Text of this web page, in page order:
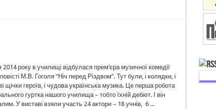
2014 року в училищі відбулася прем’єра музичної комедії
М.В. Гоголя “Ніч перед Різдвом”. Тут були, і колядки, і
щічки героїв, і чудова українська музика. Це перша робота
гуртка нашого училища – тобто їхній дебют. І він
У виставі взяли участь 24 актори – 18 учнів, 6 ...